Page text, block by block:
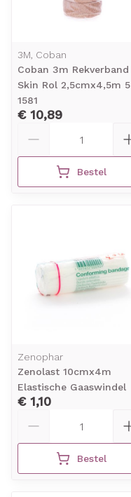
3M, Coban
Coban 3m Rekverband
Skin Rol 2,5cmx4,5m 5
1581
€ 10,89
Bestel
Zenophar
Zenolast 10cmx4m
Elastische Gaaswindel
€ 1,10
Bestel